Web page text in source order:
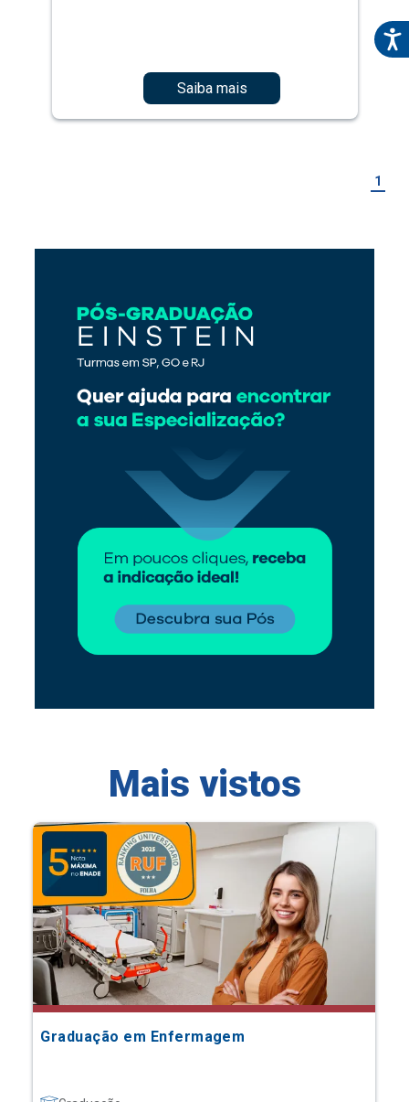
Saiba mais
1
Mais vistos
Graduação em Enfermagem